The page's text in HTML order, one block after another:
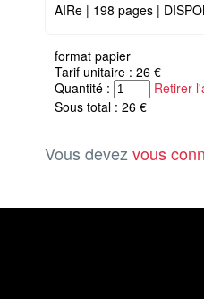
AIRe | 198 pages |
format papier
Tarif unitaire : 26 €
Quantité :
Retirer
Sous total : 26 €
Vous devez vous